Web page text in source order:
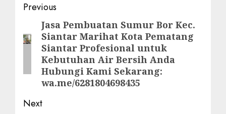
Post
navigation
Previous
Previous
post:
Jasa Pembuatan Sumur Bor Kec.
Siantar Marihat Kota Pematang
Siantar Profesional untuk
Kebutuhan Air Bersih Anda
Hubungi Kami Sekarang:
wa.me/6281804698435
Next